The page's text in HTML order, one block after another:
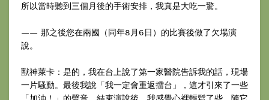
所以當時聽到三個月後的手術安排，我真是大吃一驚。
—— 那之後您在兩國（同年8月6日）的比賽後做了欠場演
說。
獸神萊卡：是的，我在台上說了第一家醫院告訴我的話，現場
一片騷動。最後我說「我一定會重返擂台」，這才引來了一些